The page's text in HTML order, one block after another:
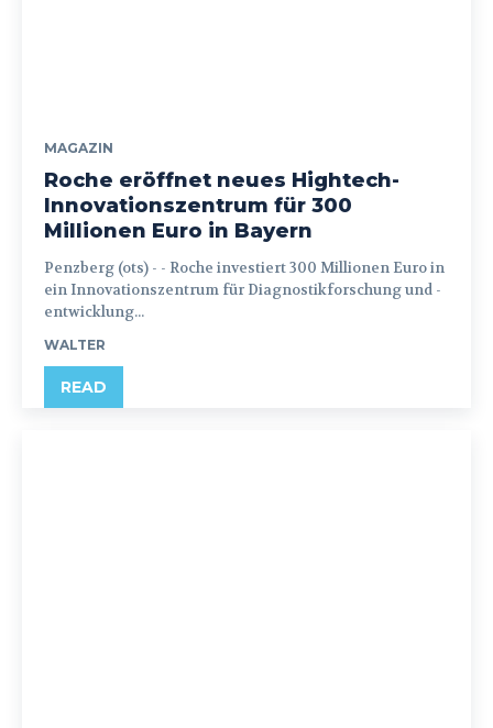
MAGAZIN
Roche eröffnet neues Hightech-
Innovationszentrum für 300
Millionen Euro in Bayern
Penzberg (ots) - - Roche investiert 300 Millionen Euro in
ein Innovationszentrum für Diagnostikforschung und -
entwicklung...
WALTER
READ